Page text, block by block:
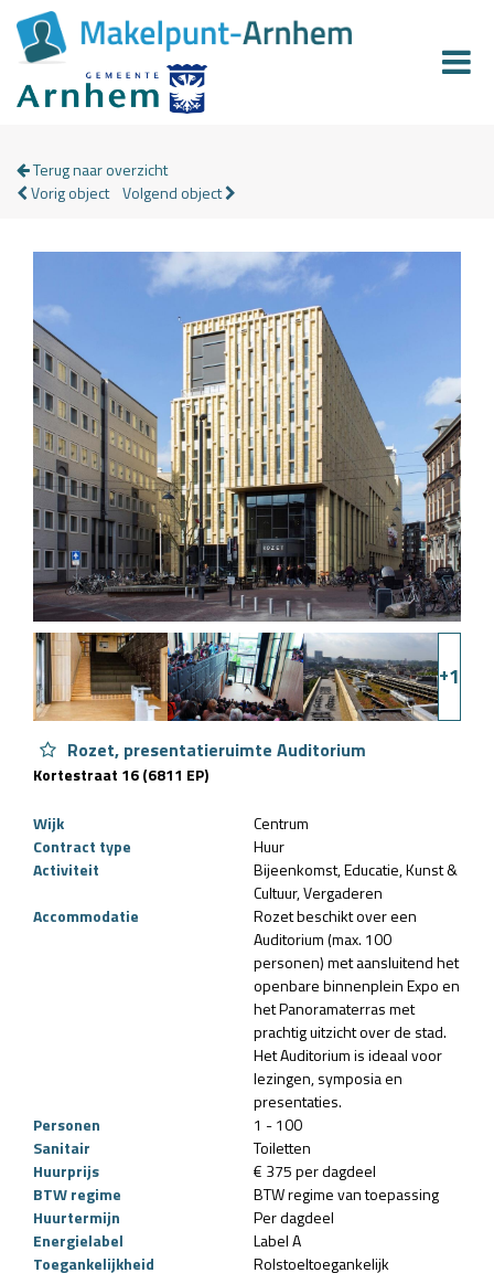
Terug naar overzicht
Vorig object Volgend object
+1
Rozet, presentatieruimte Auditorium
Kortestraat 16 (6811 EP)
Wijk
Centrum
Contract type
Huur
Activiteit
Bijeenkomst Educatie Kunst &
Cultuur Vergaderen
Accommodatie
Rozet beschikt over een
Auditorium (max. 100
personen) met aansluitend het
openbare binnenplein Expo en
het Panoramaterras met
prachtig uitzicht over de stad.
Het Auditorium is ideaal voor
lezingen, symposia en
presentaties.
Personen
1 - 100
Sanitair
Toiletten
Huurprijs
€ 375 per dagdeel
BTW regime
BTW regime van toepassing
Huurtermijn
Per dagdeel
Energielabel
Label A
Toegankelijkheid
Rolstoeltoegankelijk